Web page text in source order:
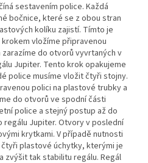
sestavením police. Každá
bočnice, které se z obou stran
kolíku zajistí. Tímto je
vložíme připravenou
do otvorů vyvrtaných v
Jupiter. Tento krok opakujeme
police musíme vložit čtyři stojny.
polici na plastové trubky a
do otvorů ve spodní části
police a stejný postup až do
Jupiter. Otvory v poslední
krytkami. V případě nutnosti
plastové úchytky, kterými je
zvýšit tak stabilitu regálu. Regál